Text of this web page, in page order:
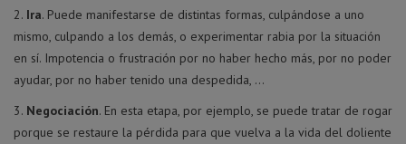
Ira. Puede manifestarse de distintas formas, culpándose a uno
mismo, culpando a los demás, o experimentar rabia por la situación
en sí. Impotencia o frustración por no haber hecho más, por no poder
ayudar, por no haber tenido una despedida, …
Negociación. En esta etapa, por ejemplo, se puede tratar de rogar
porque se restaure la pérdida para que vuelva a la vida del doliente